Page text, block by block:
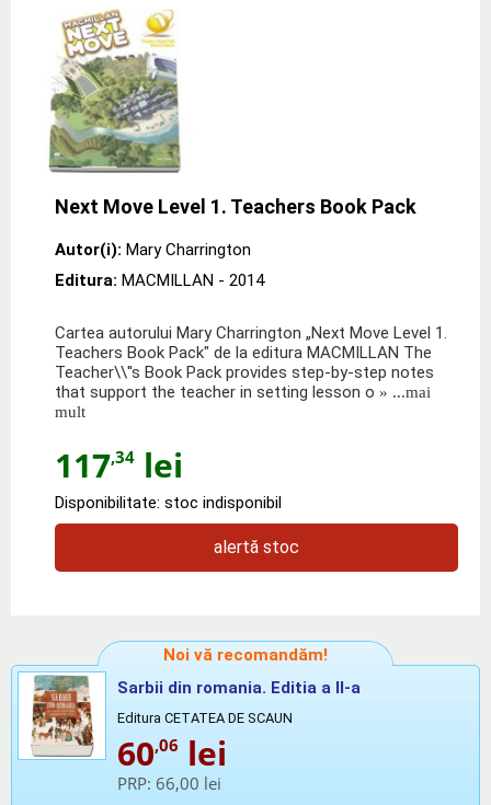
Next Move Level 1. Teachers Book Pack
Autor(i): Mary Charrington
Editura: MACMILLAN - 2014
Cartea autorului Mary Charrington „Next Move Level 1.
Teachers Book Pack" de la editura MACMILLAN The
Teacher\\''s Book Pack provides step-by-step notes
that support the teacher in setting lesson o » ...mai
mult
117,34 lei
Disponibilitate: stoc indisponibil
alertă stoc
Noi vă recomandăm!
Sarbii din romania. Editia a II-a
Editura CETATEA DE SCAUN
60,06 lei
PRP: 66,00 lei